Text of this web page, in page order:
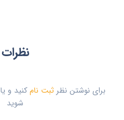
نظرات
برای نوشتن نظر ثبت نام کنید و یا
شوید